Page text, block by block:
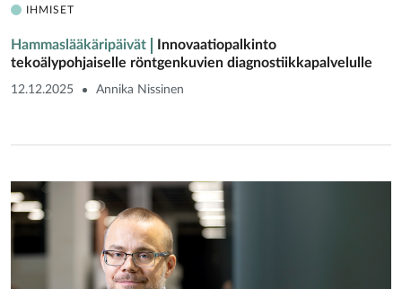
IHMISET
Hammaslääkäripäivät
Innovaatiopalkinto
tekoälypohjaiselle röntgenkuvien diagnostiikkapalvelulle
12.12.2025 Annika Nissinen